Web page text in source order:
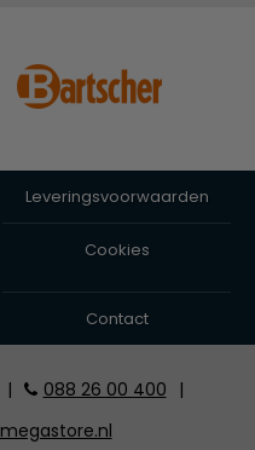
Leveringsvoorwaarden
Cookies
Contact
| 088 26 00 400
|